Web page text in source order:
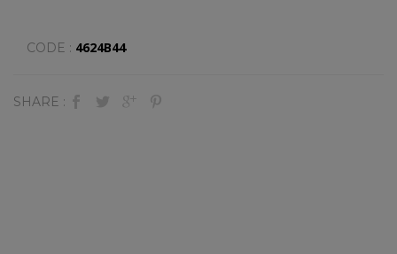
CODE : 4624B44
SHARE :